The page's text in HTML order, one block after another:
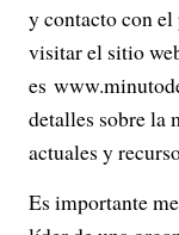
y contacto con
visitar el sitio
es
detalles sobre la
actuales y
Es importante